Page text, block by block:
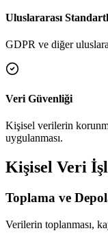
Uluslararası
GDPR ve diğer
Veri Güvenliği
Kişisel verilerin
uygulanması.
Kişisel Veri
Toplama ve
Verilerin toplanması,